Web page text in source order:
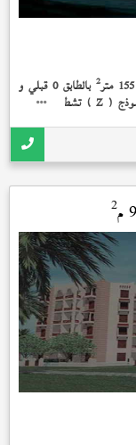
2 بالطابق 0 قبلي و
Z) تشطيب الشركة
2